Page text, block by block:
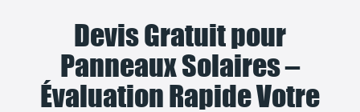
Devis Gratuit pour
Panneaux Solaires –
Évaluation Rapide Votre